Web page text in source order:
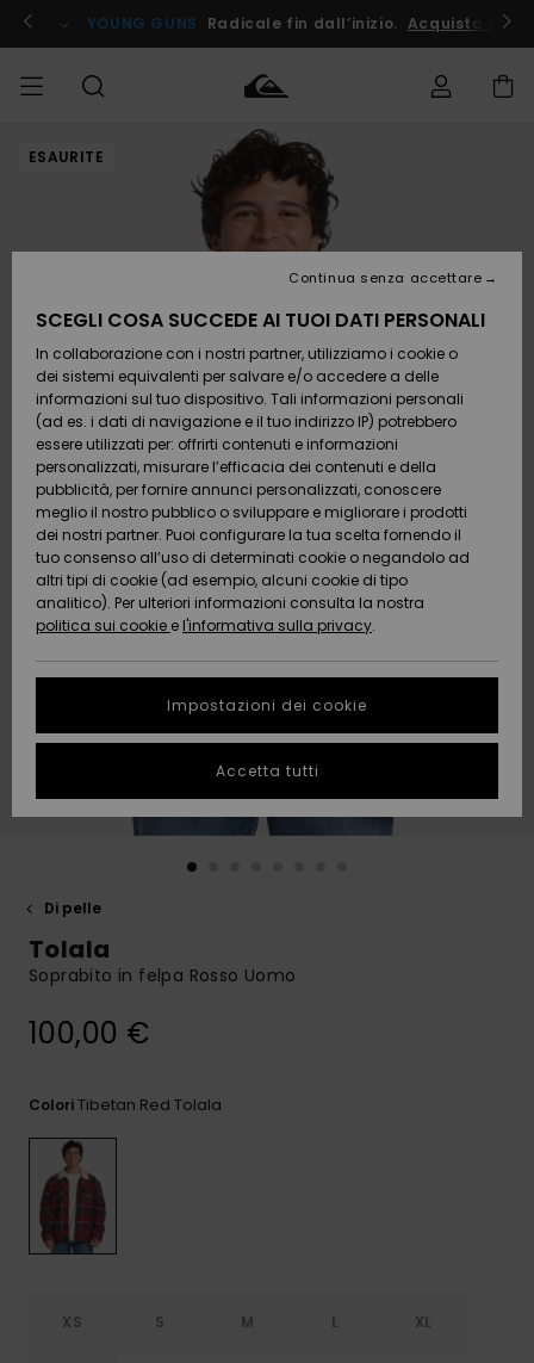
informazioni
prodotto
! YOUNG GUNS Radicale fin dall’inizio. Acquista Ora
UOMO Abbigliamento
Accessori
Calzature
e
infradito
Surf /
Acqua
Snow
Scoprire
Abbigliamento
Accessori
Calzature
e
infradito
Surf /
Acqua
Neve
Scoprire
Shop
Nuovi
Da
Scoprire
Snow
SURF
Surf Shop
Uomo
Highlights
Comunità
SNOW
Snow
Shop
Uomo
Shop
Snow
Shop
Donna
Da
Scoprire
OUTLET
Outlet
Uomo
Outlet
Donna
AIUTO &
CONTATTI
Accedi al tuo
ordine
Spedizione
Pagamento
Buono regalo
Quiksilver
Freedom
Protezione
dei dati
Guida alle
conversazione
per ottenere
la risposta
più rapida
alla tua
nostro
APP
ESAURITE
Di pelle
Tolala
Soprabito in felpa Rosso Uomo
100,00 €
ColoriTibetan Red Tolala
XS S M L XL
SCEGLI COSA SUCCEDE AI TUOI DATI PERSONALI
In collaborazione con i nostri partner, utilizziamo i cookie o
dei sistemi equivalenti per salvare e/o accedere a delle
informazioni sul tuo dispositivo. Tali informazioni personali
(ad es. i dati di navigazione e il tuo indirizzo IP) potrebbero
essere utilizzati per: offrirti contenuti e informazioni
personalizzati, misurare l’efficacia dei contenuti e della
pubblicità, per fornire annunci personalizzati, conoscere
meglio il nostro pubblico o sviluppare e migliorare i prodotti
dei nostri partner. Puoi configurare la tua scelta fornendo il
tuo consenso all’uso di determinati cookie o negandolo ad
altri tipi di cookie (ad esempio, alcuni cookie di tipo
analitico). Per ulteriori informazioni consulta la nostra
politica sui cookie e l'informativa sulla privacy.
Impostazioni dei cookie
Continua senza accettare
Accetta tutti